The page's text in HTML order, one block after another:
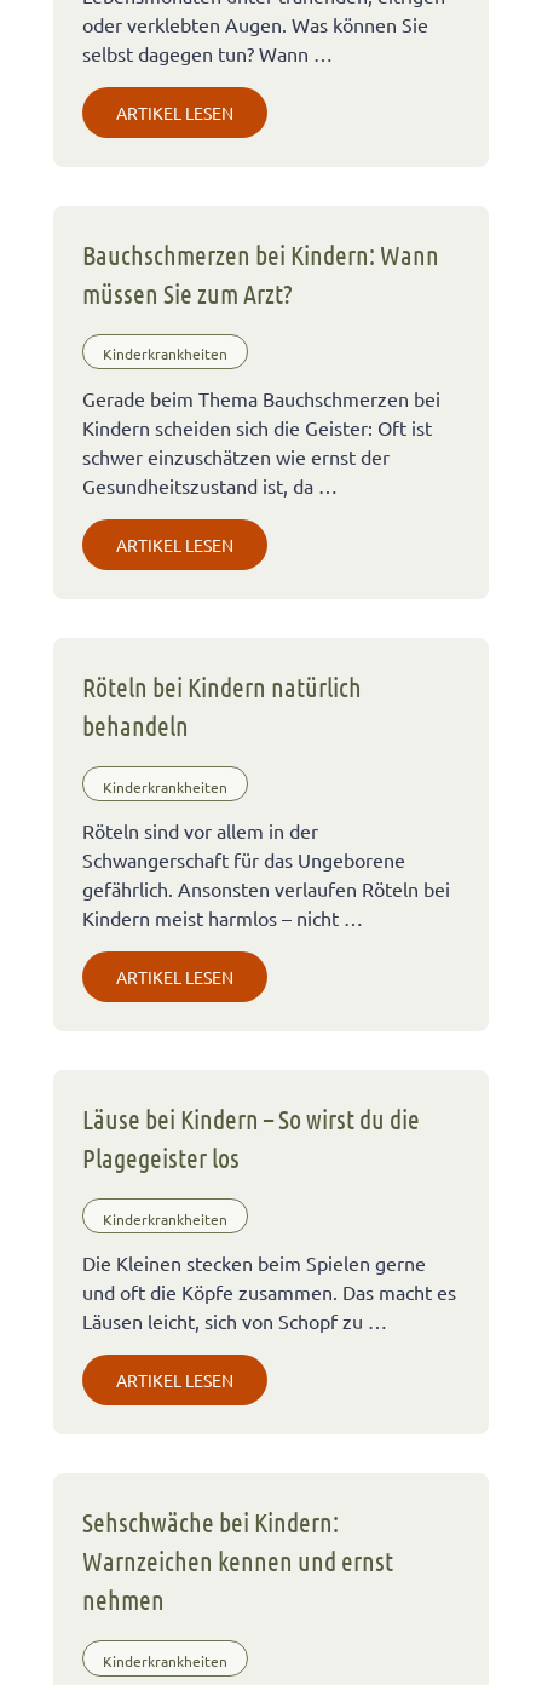
oder verklebten Augen. Was können Sie
selbst dagegen tun? Wann …
ARTIKEL LESEN
Bauchschmerzen bei Kindern: Wann
müssen Sie zum Arzt?
Kinderkrankheiten
Gerade beim Thema Bauchschmerzen bei
Kindern scheiden sich die Geister: Oft ist
schwer einzuschätzen wie ernst der
Gesundheitszustand ist, da …
ARTIKEL LESEN
Röteln bei Kindern natürlich
behandeln
Kinderkrankheiten
Röteln sind vor allem in der
Schwangerschaft für das Ungeborene
gefährlich. Ansonsten verlaufen Röteln bei
Kindern meist harmlos – nicht …
ARTIKEL LESEN
Läuse bei Kindern – So wirst du die
Plagegeister los
Kinderkrankheiten
Die Kleinen stecken beim Spielen gerne
und oft die Köpfe zusammen. Das macht es
Läusen leicht, sich von Schopf zu …
ARTIKEL LESEN
Sehschwäche bei Kindern:
Warnzeichen kennen und ernst
nehmen
Kinderkrankheiten